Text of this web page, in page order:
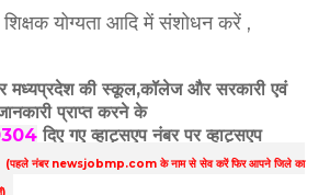
योग्यता आदि में संशोधन करें ,
मध्यप्रदेश की स्कूल,कॉलेज और सरकारी एवं
प्राप्त करने के
दिए गएव्हाट्सएपनंबर पर व्हाट्सएप
(पहले नंबर newsjobmp.com के नाम से सेव करें फिर आपनेजिले का